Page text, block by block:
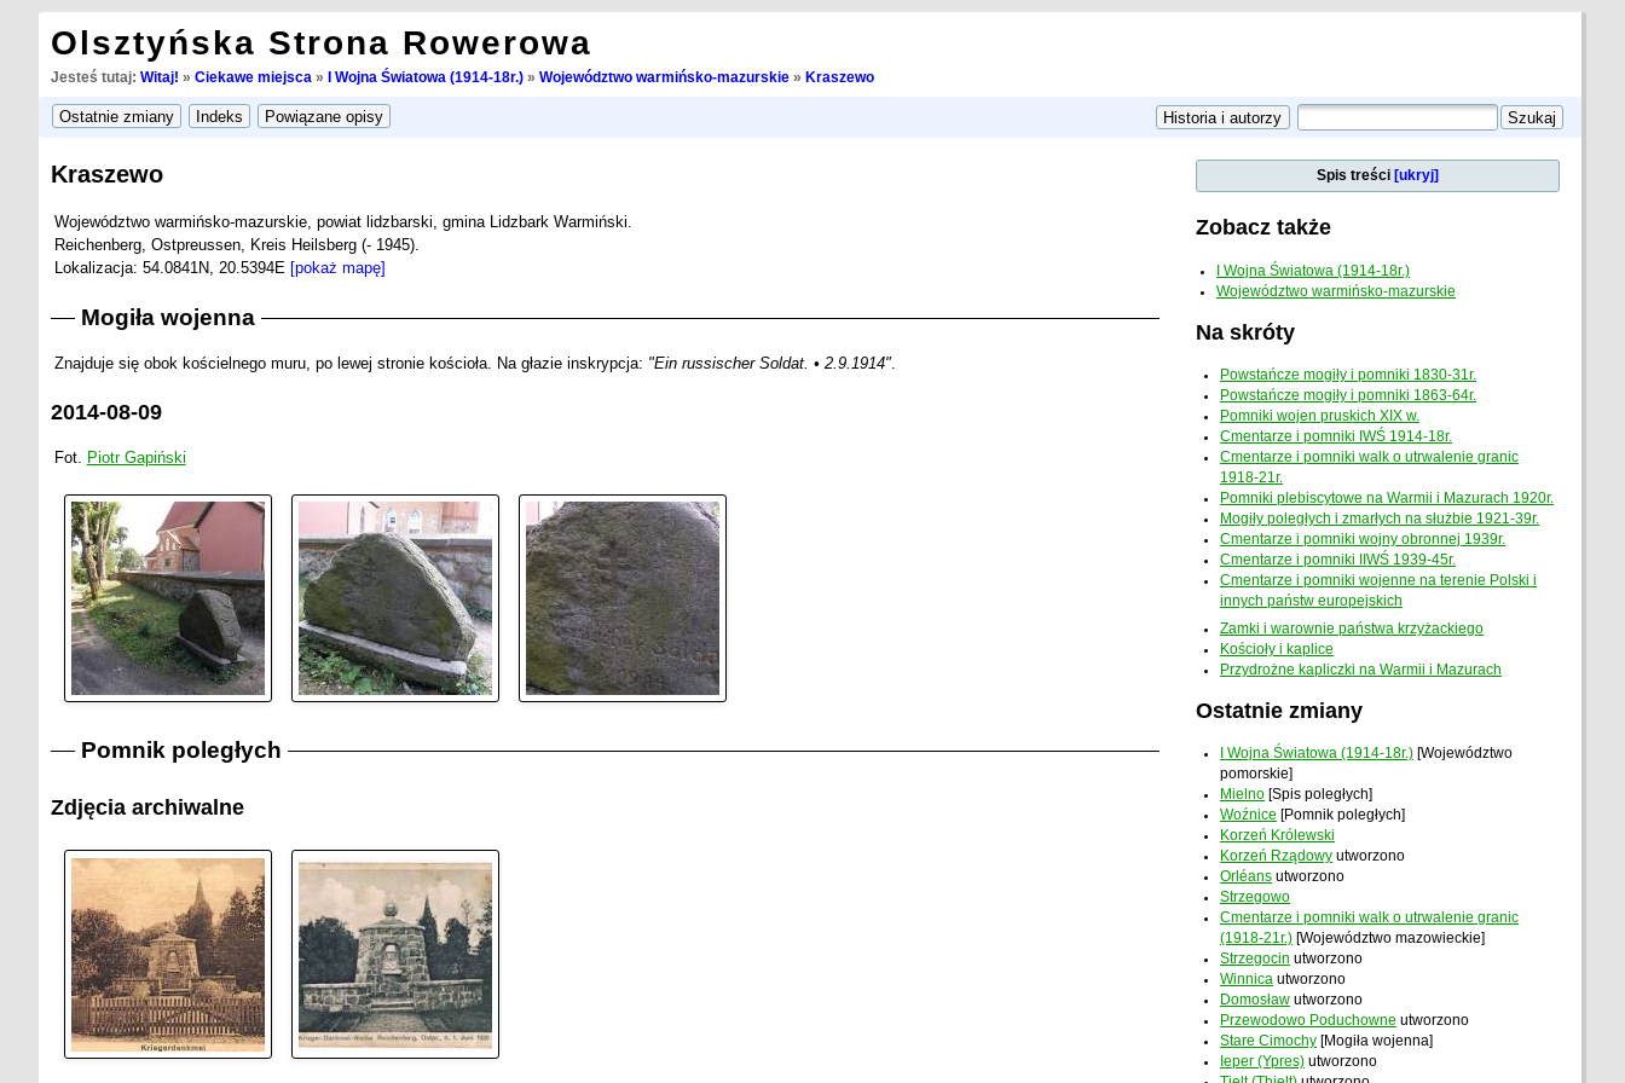
Olsztyńska Strona Rowerowa
Jesteś tutaj: Witaj! » Ciekawe miejsca » I Wojna Światowa (1914-18r.)» Województwo warmińsko-mazurskie» Kraszewo
Kraszewo
Województwo warmińsko-mazurskie, powiat lidzbarski, gmina Lidzbark Warmiński.
Reichenberg, Ostpreussen, Kreis Heilsberg (- 1945).
Lokalizacja: 54.0841N, 20.5394E [pokaż mapę]
Mogiła wojenna
Znajduje się obok kościelnego muru, po lewej stronie kościoła. Na głazie inskrypcja: "Ein russischer Soldat. • 2.9.1914".
2014-08-09
Fot. Piotr Gapiński
Pomnik poległych
Zdjęcia archiwalne
Spis treści [ukryj]
Zobacz także
I Wojna Światowa (1914-18r.)
Województwo warmińsko-mazurskie
Na skróty
Powstańcze mogiły i pomniki 1830-31r.
Powstańcze mogiły i pomniki 1863-64r.
Pomniki wojen pruskich XIX w.
Cmentarze i pomniki IWŚ 1914-18r.
Cmentarze i pomniki walk o utrwalenie granic
1918-21r.
Pomniki plebiscytowe na Warmii i Mazurach 1920r.
Mogiły poległych i zmarłych na służbie 1921-39r.
Cmentarze i pomniki wojny obronnej 1939r.
Cmentarze i pomniki IIWŚ 1939-45r.
Cmentarze i pomniki wojenne na terenie Polski i
innych państw europejskich
Zamki i warownie państwa krzyżackiego
Kościoły i kaplice
Przydrożne kapliczki na Warmii i Mazurach
Ostatnie zmiany
I Wojna Światowa (1914-18r.) [Województwo
pomorskie]
Mielno [Spis poległych]
Woźnice [Pomnik poległych]
Korzeń Królewski
Korzeń Rządowy utworzono
Orléans utworzono
Strzegowo
Cmentarze i pomniki walk o utrwalenie granic
(1918-21r.) [Województwo mazowieckie]
Strzegocin utworzono
Winnica utworzono
Domosław utworzono
Przewodowo Poduchowne utworzono
Stare Cimochy [Mogiła wojenna]
Ieper (Ypres) utworzono